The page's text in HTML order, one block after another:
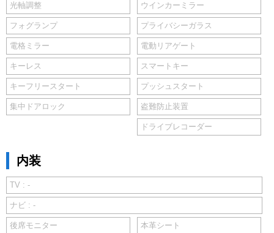
光軸調整 ウインカーミラー
フォグランプ プライバシーガラス
電格ミラー 電動リアゲート
キーレス スマートキー
キーフリースタート プッシュスタート
集中ドアロック 盗難防止装置
ドライブレコーダー
内装
TV : -
ナビ : -
後席モニター 本革シート